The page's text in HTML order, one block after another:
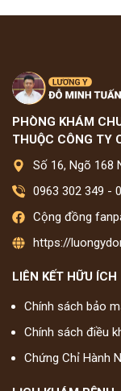
PHÒNG KHÁM
THUỘC CÔNG TY
Số 16, Ngõ 168
0963 302 349 -
Cộng đồng
https://
LIÊN KẾT HỮU ÍCH
Chính sách bảo
Chính sách điều
Chứng Chỉ Hành